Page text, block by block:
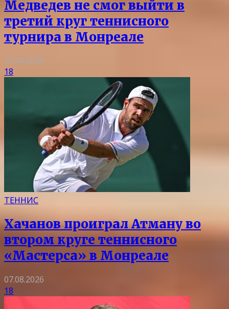
Медведев не смог выйти в
третий круг теннисного
турнира в Монреале
07.08.2026
18
ТЕННИС
Хачанов проиграл Атману во
втором круге теннисного
«Мастерса» в Монреале
07.08.2026
18